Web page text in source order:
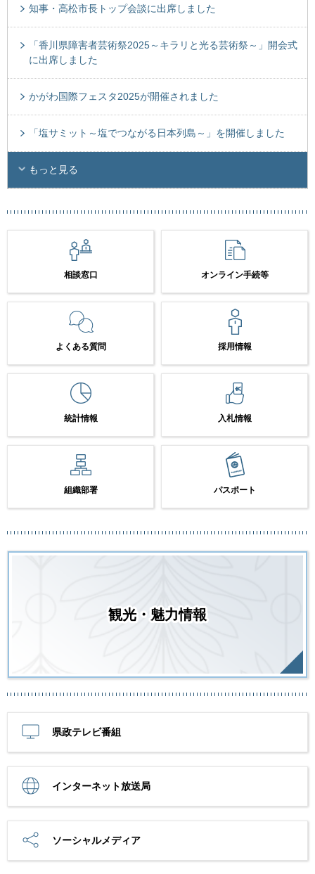
知事・高松市長トップ会談に出席しました
「香川県障害者芸術祭2025～キラリと光る芸術祭～」開会式
に出席しました
かがわ国際フェスタ2025が開催されました
「塩サミット～塩でつながる日本列島～」を開催しました
もっと見る
相談窓口 オンライン手続等
よくある質問 採用情報
統計情報 入札情報
組織部署 パスポート
観光・魅力情報
県政テレビ番組
インターネット放送局
ソーシャルメディア